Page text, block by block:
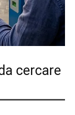
cercare